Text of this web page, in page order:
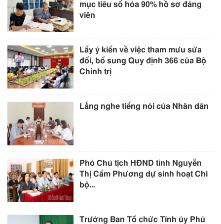
mục tiêu số hóa 90% hồ sơ đảng
viên
Lấy ý kiến về việc tham mưu sửa
đổi, bổ sung Quy định 366 của Bộ
Chính trị
Lắng nghe tiếng nói của Nhân dân
Phó Chủ tịch HĐND tỉnh Nguyễn
Thị Cẩm Phương dự sinh hoạt Chi
bộ...
Trưởng Ban Tổ chức Tỉnh ủy Phú